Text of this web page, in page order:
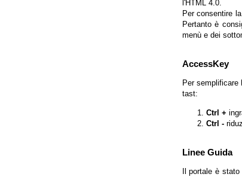
l'HTML 4.0.
Per consentire
Pertanto è
menù e dei
AccessKey
Per
tast:
Ctrl +
Ctrl -
Linee Guida
Il portale è